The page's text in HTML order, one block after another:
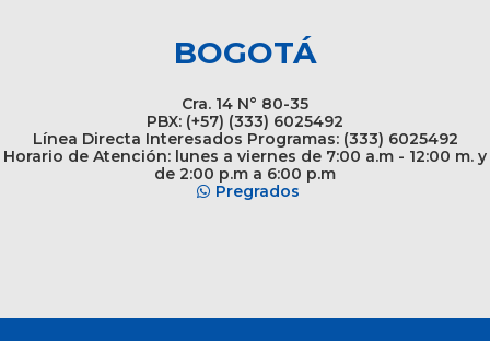
BOGOTÁ
Cra. 14 N° 80-35
PBX: (+57) (333) 6025492
Línea Directa Interesados Programas: (333) 6025492
Horario de Atención: lunes a viernes de 7:00 a.m - 12:00 m. y
de 2:00 p.m a 6:00 p.m
Pregrados